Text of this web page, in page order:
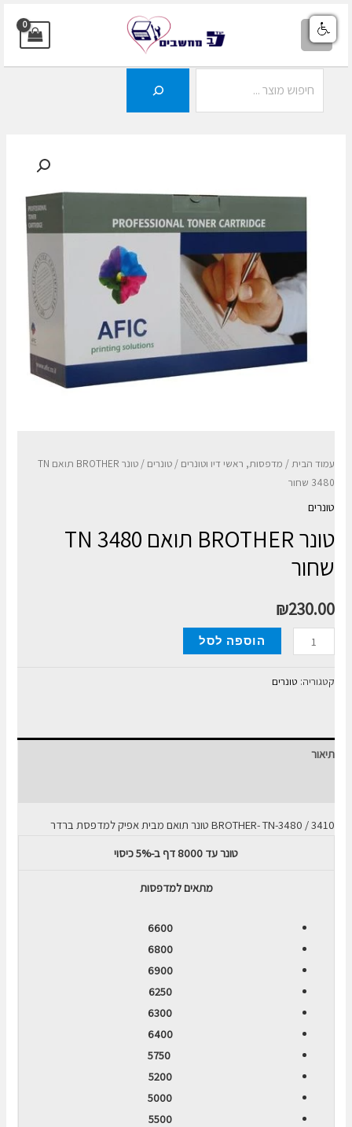
דילוג
לתוכן
MAIN
עמוד הבית/ מדפסות, ראשי דיו וטונרים /טונרים
/ טונר BROTHER תואם TN
3480 שחור
טונרים
טונר BROTHER תואם TN 3480
שחור
₪230.00
כמות
של
טונר
TN
הוספה לסל
קטגוריה: טונרים
תיאור
3410 / BROTHER- TN-3480 טונר תואם מבית אפיק למדפסת ברדר
טונר עד 8000 דף ב-5% כיסוי
מתאים למדפסות
6600
6800
6900
6250
6300
6400
5750
5200
5000
5500